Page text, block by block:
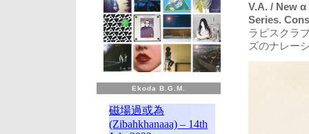
V.A. / New
Series.
ラピスクラ
ズのナレー
Ekoda B.G.M.